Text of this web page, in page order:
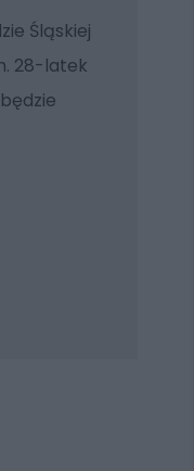
Śląskiej
28-latek